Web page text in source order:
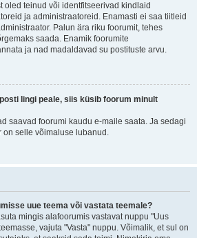
oled teinud või identfitseerivad kindlaid
ja administraatoreid. Enamasti ei saa tiitleid
Palun ära riku foorumit, tehes
saada. Enamik foorumite
ja nad madaldavad su postituste arvu.
lingi peale, siis küsib foorum minult
saavad foorumi kaudu e-maile saata. Ja sedagi
on selle võimaluse lubanud.
uue teema või vastata teemale?
mingis alafoorumis vastavat nuppu "Uus
vajuta "Vasta" nuppu. Võimalik, et sul on